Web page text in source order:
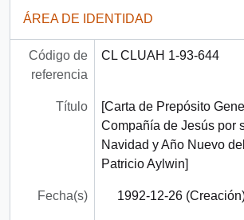
ÁREA DE IDENTIDAD
Código de
referencia
CL CLUAH 1-93-644
Título
[Carta de Prepósito
Compañía de Jesús por
Navidad y Año Nuevo
Patricio Aylwin]
Fecha(s) 1992-12-26